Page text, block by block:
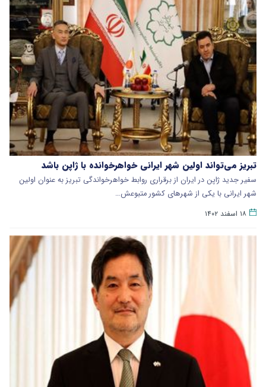
تبریز می‌تواند اولین شهر ایرانی خواهرخوانده با ژاپن باشد
سفیر جدید ژاپن در ایران از برقراری روابط خواهرخواندگی تبریز به عنوان اولین
شهر ایرانی با یکی از شهرهای کشور متبوعش…
۱۸ اسفند ۱۴۰۲